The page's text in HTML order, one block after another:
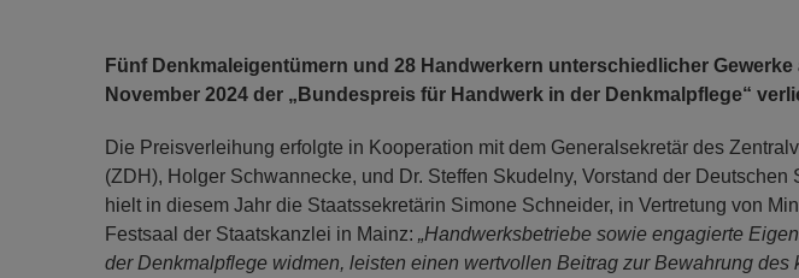
Fünf Denkmaleigentümern und 28 Handwerkern unterschiedlicher
November 2024 der „Bundespreis für Handwerk in der Denkmalpflege“
Die Preisverleihung erfolgte in Kooperation mit dem Generalsekretär des
(ZDH), Holger Schwannecke, und Dr. Steffen Skudelny, Vorstand der
hielt in diesem Jahr die Staatssekretärin Simone Schneider, in Vertretung von
Festsaal der Staatskanzlei in Mainz: „Handwerksbetriebe sowie engagierte
der Denkmalpflege widmen, leisten einen wertvollen Beitrag zur Bewahrung des